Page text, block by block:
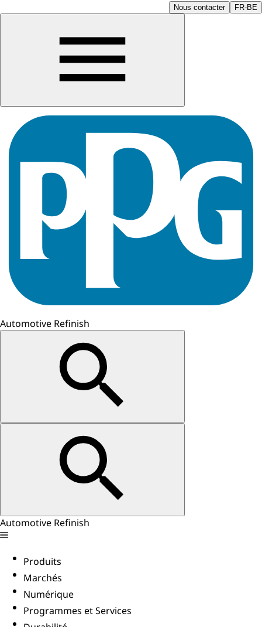
Nous contacter FR-BE
Automotive Refinish
Automotive Refinish
Produits
Marchés
Numérique
Programmes et Services